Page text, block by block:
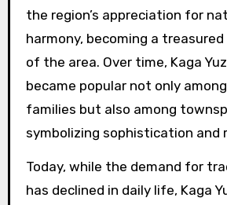
the region’s appreciation for
harmony, becoming a
of the area. Over time, Kaga
became popular not only
families but also among
symbolizing sophistication and
Today, while the demand for
has declined in daily life, Kaga